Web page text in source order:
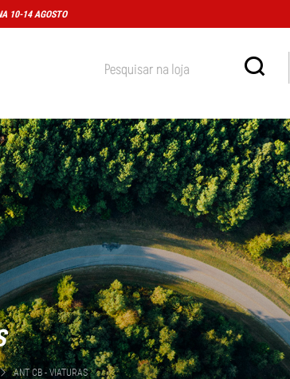
DE ATENDIMENTO
ANT CB - VIATURAS